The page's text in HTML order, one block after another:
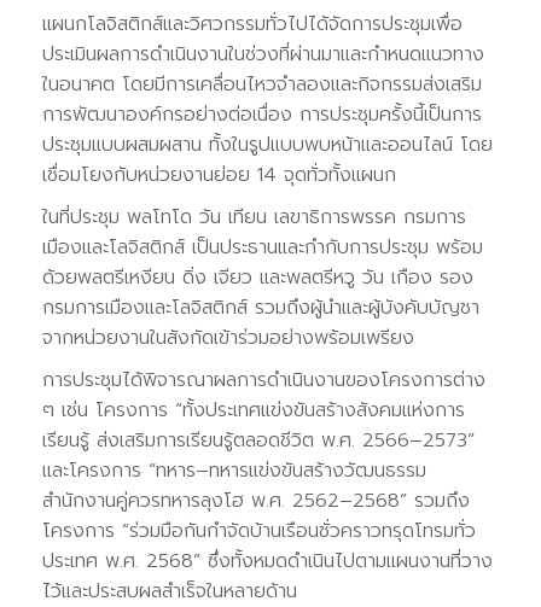
แผนกโลจิสติกส์และวิศวกรรมทั่วไปได้จัดการประชุมเพื่อ
ประเมินผลการดำเนินงานในช่วงที่ผ่านมาและกำหนดแนวทาง
ในอนาคต โดยมีการเคลื่อนไหวจำลองและกิจกรรมส่งเสริม
การพัฒนาองค์กรอย่างต่อเนื่อง การประชุมครั้งนี้เป็นการ
ประชุมแบบผสมผสาน ทั้งในรูปแบบพบหน้าและออนไลน์ โดย
เชื่อมโยงกับหน่วยงานย่อย 14 จุดทั่วทั้งแผนก
ในที่ประชุม พลโทโด วัน เทียน เลขาธิการพรรค กรมการ
เมืองและโลจิสติกส์ เป็นประธานและกำกับการประชุม พร้อม
ด้วยพลตรีเหงียน ดิ่ง เจียว และพลตรีหวู วัน เกือง รอง
กรมการเมืองและโลจิสติกส์ รวมถึงผู้นำและผู้บังคับบัญชา
จากหน่วยงานในสังกัดเข้าร่วมอย่างพร้อมเพรียง
การประชุมได้พิจารณาผลการดำเนินงานของโครงการต่าง
ๆ เช่น โครงการ “ทั้งประเทศแข่งขันสร้างสังคมแห่งการ
เรียนรู้ ส่งเสริมการเรียนรู้ตลอดชีวิต พ.ศ. 2566–2573”
และโครงการ “ทหาร–ทหารแข่งขันสร้างวัฒนธรรม
สำนักงานคู่ควรทหารลุงโฮ พ.ศ. 2562–2568” รวมถึง
โครงการ “ร่วมมือกันกำจัดบ้านเรือนชั่วคราวทรุดโทรมทั่ว
ประเทศ พ.ศ. 2568” ซึ่งทั้งหมดดำเนินไปตามแผนงานที่วาง
ไว้และประสบผลสำเร็จในหลายด้าน